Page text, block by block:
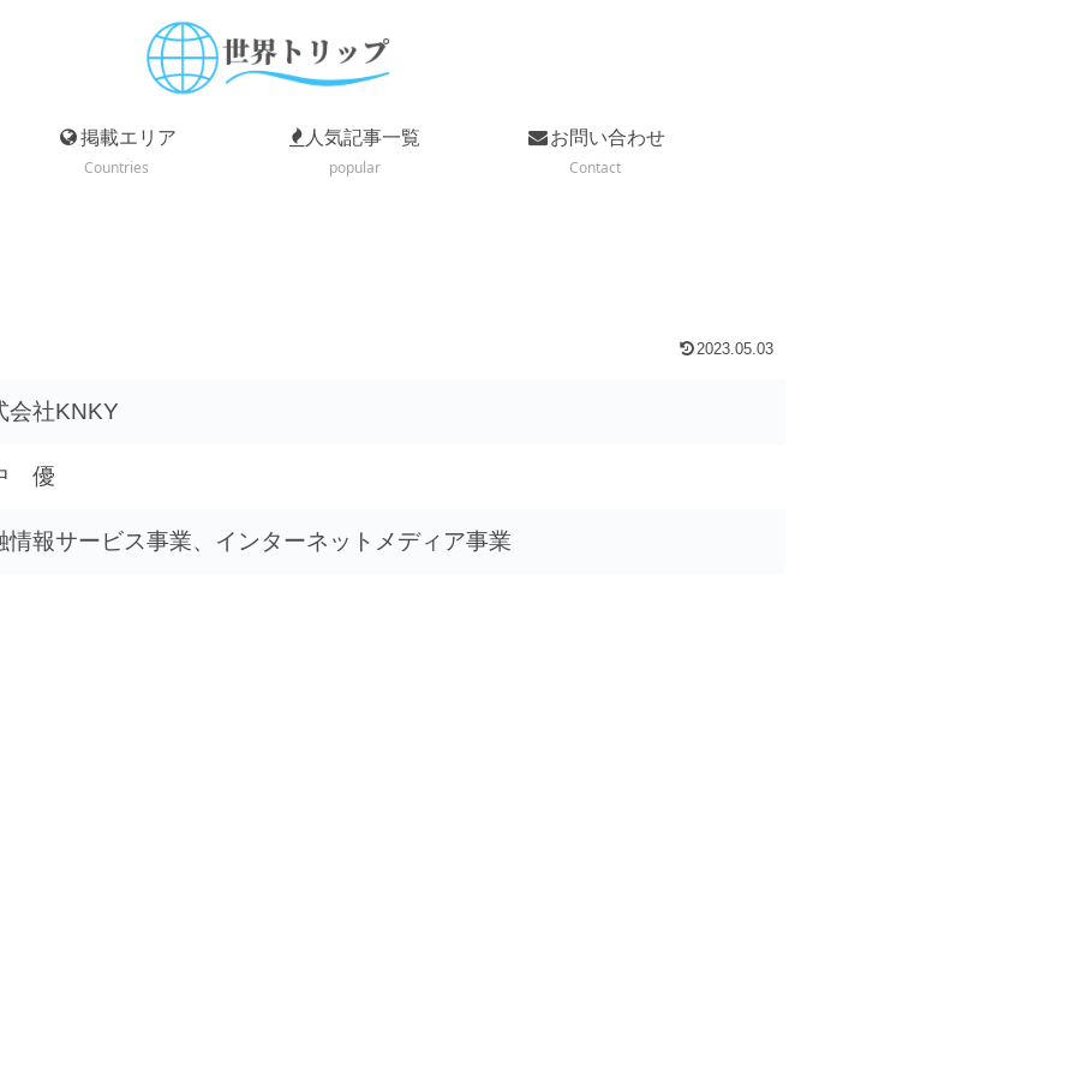
掲載エリア
Countries
人気記事一覧
popular
お問い合わせ
Contact
2023.05.03
会社KNKY
優
情報サービス事業、インターネットメディア事業